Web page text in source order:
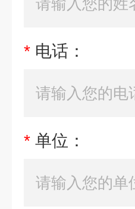
* 电话：
* 单位：